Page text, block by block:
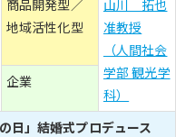
商品開発型／
地域活性化型
山川 拓也
准教授
（人間社会
学部 観光学
科）
企業
日」結婚式プロデュース